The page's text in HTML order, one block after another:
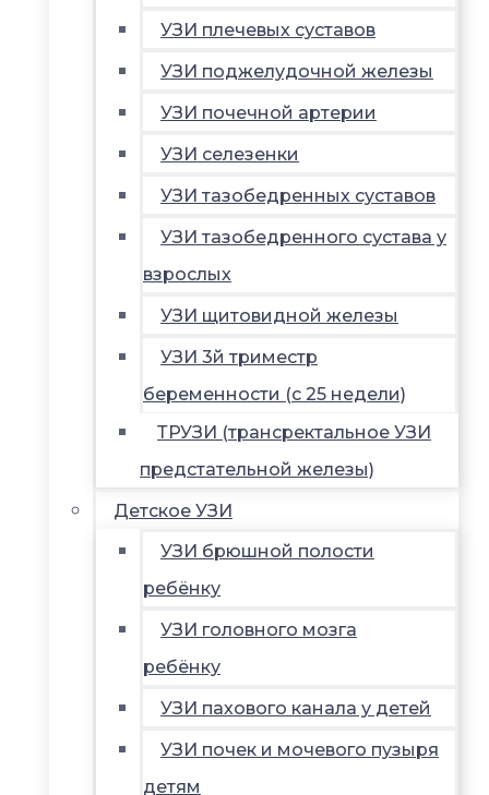
УЗИ плечевых суставов
УЗИ поджелудочной железы
УЗИ почечной артерии
УЗИ селезенки
УЗИ тазобедренных суставов
УЗИ тазобедренного сустава у
взрослых
УЗИ щитовидной железы
УЗИ 3й триместр
беременности (с 25 недели)
ТРУЗИ (трансректальное УЗИ
предстательной железы)
Детское УЗИ
УЗИ брюшной полости
ребёнку
УЗИ головного мозга
ребёнку
УЗИ пахового канала у детей
УЗИ почек и мочевого пузыря
детям